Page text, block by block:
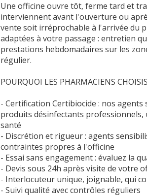
Une officine ouvre tôt, ferme tard et
interviennent avant l'ouverture ou
vente soit irréprochable à l'arrivée du
adaptées à votre passage : entretien
prestations hebdomadaires sur les
régulier.
POURQUOI LES PHARMACIENS
- Certification Certibiocide : nos
produits désinfectants
santé
- Discrétion et rigueur : agents
contraintes propres à l'officine
- Essai sans engagement : évaluez la
- Devis sous 24h après visite de votre
- Interlocuteur unique, joignable, qui
- Suivi qualité avec contrôles réguliers